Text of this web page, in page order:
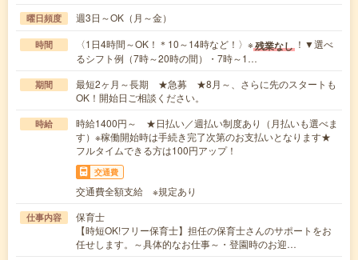
曜日頻度 週3日～OK（月～金）
時間 〈1日4時間～OK！＊10～14時など！〉※残業なし ！▼選べ
るシフト例（7時～20時の間）・7時～1…
期間
最短2ヶ月～長期 ★急募 ★8月～、さらに先のスタートも
OK！開始日ご相談ください。
時給
時給1400円～ ★日払い／週払い制度あり（月払いも選べま
す）※稼働開始時は手続き完了次第のお支払いとなります★
フルタイムできる方は100円アップ！
交通費
交通費全額支給 ※規定あり
仕事内容
保育士
【時短OK!フリー保育士】担任の保育士さんのサポートをお
任せします。～具体的なお仕事～・登園時のお迎…